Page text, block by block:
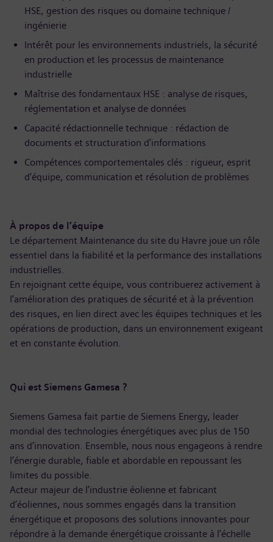
HSE, gestion des risques ou domaine technique /
ingénierie
Intérêt pour les environnements industriels, la sécurité
en production et les processus de maintenance
industrielle
Maîtrise des fondamentaux HSE : analyse de risques,
réglementation et analyse de données
Capacité rédactionnelle technique : rédaction de
documents et structuration d’informations
Compétences comportementales clés : rigueur, esprit
d’équipe, communication et résolution de problèmes
À propos de l’équipe
Le département Maintenance du site du Havre joue un rôle
essentiel dans la fiabilité et la performance des installations
industrielles.
En rejoignant cette équipe, vous contribuerez activement à
l’amélioration des pratiques de sécurité et à la prévention
des risques, en lien direct avec les équipes techniques et les
opérations de production, dans un environnement exigeant
et en constante évolution.
Qui est Siemens Gamesa ?
Siemens Gamesa fait partie de Siemens Energy, leader
mondial des technologies énergétiques avec plus de 150
ans d’innovation. Ensemble, nous nous engageons à rendre
l’énergie durable, fiable et abordable en repoussant les
limites du possible.
Acteur majeur de l’industrie éolienne et fabricant
d’éoliennes, nous sommes engagés dans la transition
énergétique et proposons des solutions innovantes pour
répondre à la demande énergétique croissante à l’échelle